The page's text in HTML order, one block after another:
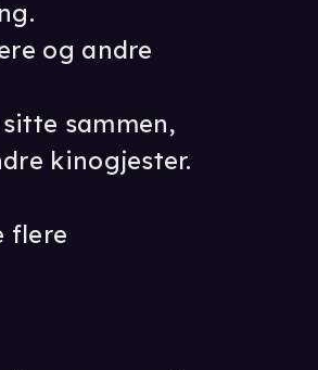
og andre
sammen,
kinogjester.
flere